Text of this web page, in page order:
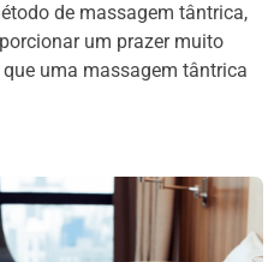
de massagem tântrica,
um prazer muito
uma massagem tântrica